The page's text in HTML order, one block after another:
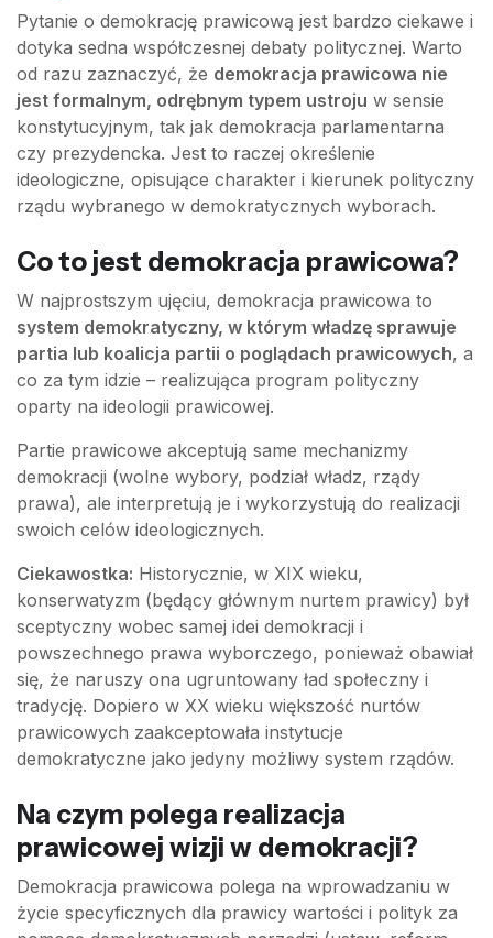
Pytanie o demokrację prawicową jest bardzo ciekawe i
dotyka sedna współczesnej debaty politycznej. Warto
od razu zaznaczyć, że demokracja prawicowa nie
jest formalnym, odrębnym typem ustroju w sensie
konstytucyjnym, tak jak demokracja parlamentarna
czy prezydencka. Jest to raczej określenie
ideologiczne, opisujące charakter i kierunek polityczny
rządu wybranego w demokratycznych wyborach.
Co to jest demokracja prawicowa?
W najprostszym ujęciu, demokracja prawicowa to
system demokratyczny, w którym władzę sprawuje
partia lub koalicja partii o poglądach prawicowych, a
co za tym idzie – realizująca program polityczny
oparty na ideologii prawicowej.
Partie prawicowe akceptują same mechanizmy
demokracji (wolne wybory, podział władz, rządy
prawa), ale interpretują je i wykorzystują do realizacji
swoich celów ideologicznych.
Ciekawostka: Historycznie, w XIX wieku,
konserwatyzm (będący głównym nurtem prawicy) był
sceptyczny wobec samej idei demokracji i
powszechnego prawa wyborczego, ponieważ obawiał
się, że naruszy ona ugruntowany ład społeczny i
tradycję. Dopiero w XX wieku większość nurtów
prawicowych zaakceptowała instytucje
demokratyczne jako jedyny możliwy system rządów.
Na czym polega realizacja
prawicowej wizji w demokracji?
Demokracja prawicowa polega na wprowadzaniu w
życie specyficznych dla prawicy wartości i polityk za